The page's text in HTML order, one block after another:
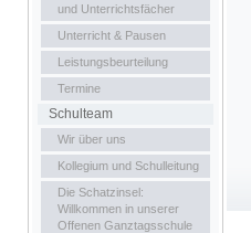
und Unterrichtsfächer
Unterricht & Pausen
Leistungsbeurteilung
Termine
Schulteam
Wir über uns
Kollegium und Schulleitung
Die Schatzinsel:
Willkommen in unserer
Offenen Ganztagsschule